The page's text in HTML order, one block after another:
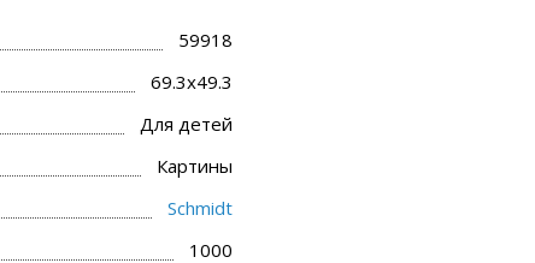
59918
69.3x49.3
Для детей
Картины
Schmidt
1000